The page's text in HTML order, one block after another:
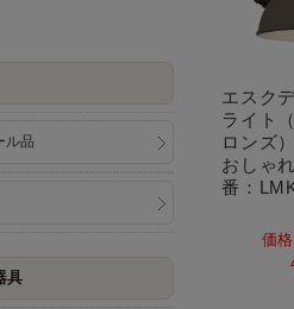
エスク
ライト
ロンズ
おしゃ
番：
価
ル品
具